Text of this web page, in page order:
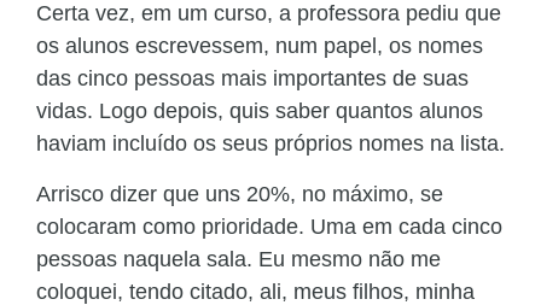
Certa vez, em um curso, a professora pediu que
os alunos escrevessem, num papel, os nomes
das cinco pessoas mais importantes de suas
vidas. Logo depois, quis saber quantos alunos
haviam incluído os seus próprios nomes na lista.
Arrisco dizer que uns 20%, no máximo, se
colocaram como prioridade. Uma em cada cinco
pessoas naquela sala. Eu mesmo não me
coloquei, tendo citado, ali, meus filhos, minha